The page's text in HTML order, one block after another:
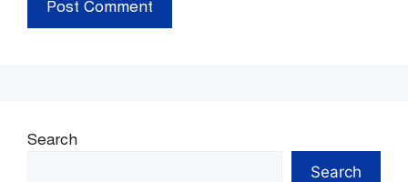
Search
Search